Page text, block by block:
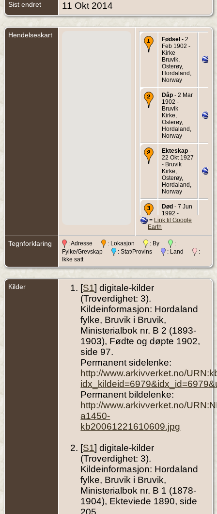
Sist endret 11 Okt 2014
Hendelseskart
Fødsel - 2
Feb 1902 -
Kirke
Bruvik,
Osterøy,
Hordaland,
Norway
Dåp - 2 Mar
1902 -
Bruvik
Kirke,
Osterøy,
Hordaland,
Norway
Ekteskap -
22 Okt 1927
- Bruvik
Kirke,
Osterøy,
Hordaland,
Norway
Død - 7 Jun
1992 -
Vaksdal,
Norway
Begravelse
- 11 Jun
Bruvik
= Link til Google
Earth
Tegnforklaring : Adresse : Lokasjon : By
:
Fylke/Grevskap
: Stat/Provins : Land
:
Ikke satt
Kilder [S1] digitale-kilder
(Troverdighet: 3).
Kildeinformasjon: Hordaland
fylke, Bruvik i Bruvik,
Ministerialbok nr. B 2 (1893-
1903), Fødte og døpte 1902,
side 97.
Permanent sidelenke:
http://www.arkivverket.no/
Permanent bildelenke:
http://www.arkivverket.no/
a1450-
kb20061221610609.jpg
[S1] digitale-kilder
(Troverdighet: 3).
Kildeinformasjon: Hordaland
fylke, Bruvik i Bruvik,
Ministerialbok nr. B 1 (1878-
1904), Ekteviede 1890, side
205.